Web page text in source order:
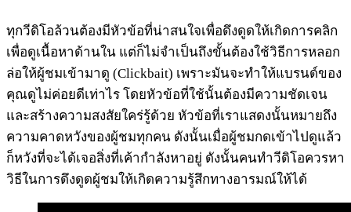
ทุกวีดิโอล้วนต้องมีหัวข้อที่น่าสนใจเพื่อดึงดูดให้เกิดการคลิก
เพื่อดูเนื้อหาด้านใน แต่ก็ไม่จำเป็นถึงขั้นต้องใช้วิธีการหลอก
ล่อให้ผู้ชมเข้ามาดู (Clickbait) เพราะมันจะทำให้แบรนด์ของ
คุณดูไม่ค่อยดีเท่าไร โดยหัวข้อที่ใช้นั้นต้องมีความชัดเจน
และสร้างความสงสัยใคร่รู้ด้วย หัวข้อที่เราแสดงนั้นหมายถึง
ความคาดหวังของผู้ชมทุกคน ดังนั้นเมื่อผู้ชมกดเข้าไปดูแล้ว
ก็หวังที่จะได้เจอสิ่งที่เค้ากำลังหาอยู่ ดังนั้นคนทำวีดิโอควรหา
วิธีในการดึงดูดผู้ชมให้เกิดความรู้สึกทางอารมณ์ให้ได้